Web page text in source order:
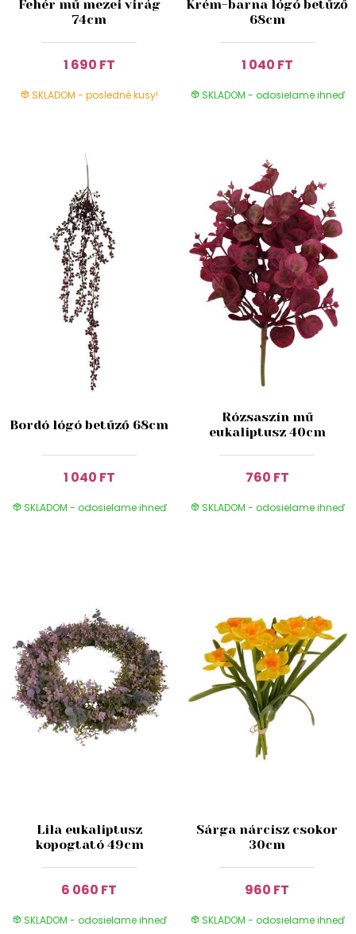
Fehér mű mezei virág
74cm
1 690 FT
SKLADOM - posledné kusy!
Krém-barna lógó betűző
68cm
1 040 FT
SKLADOM - odosielame ihneď
Bordó lógó betűző 68cm
1 040 FT
SKLADOM - odosielame ihneď
Rózsaszín mű
eukaliptusz 40cm
760 FT
SKLADOM - odosielame ihneď
Lila eukaliptusz
kopogtató 49cm
6 060 FT
SKLADOM - odosielame ihneď
Sárga nárcisz csokor
30cm
960 FT
SKLADOM - odosielame ihneď